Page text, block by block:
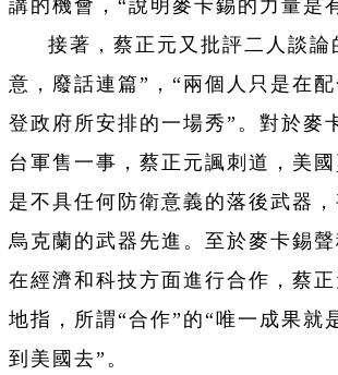
講的機會，“說明麥卡錫的力量是
接著，蔡正元又批評二人談論
意，廢話連篇”，“兩個人只是在
登政府所安排的一場秀”。對於麥
台軍售一事，蔡正元諷刺道，美
是不具任何防衛意義的落後武器
烏克蘭的武器先進。至於麥卡錫
在經濟和科技方面進行合作，蔡
地指，所謂“合作”的“唯一成果就
到美國去”。